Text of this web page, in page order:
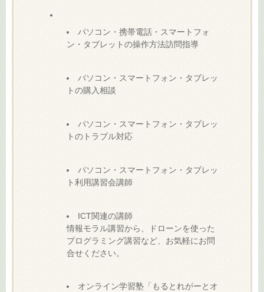
パソコン・携帯電話・スマートフォ
ン・タブレットの操作方法訪問指導
パソコン・スマートフォン・タブレッ
トの購入相談
パソコン・スマートフォン・タブレッ
トのトラブル対応
パソコン・スマートフォン・タブレッ
ト利用講習会講師
ICT関連の講師
情報モラル講習から、ドローンを使った
プログラミング講習など、お気軽にお問
合せください。
オンライン学習塾「もるとれがーとオ